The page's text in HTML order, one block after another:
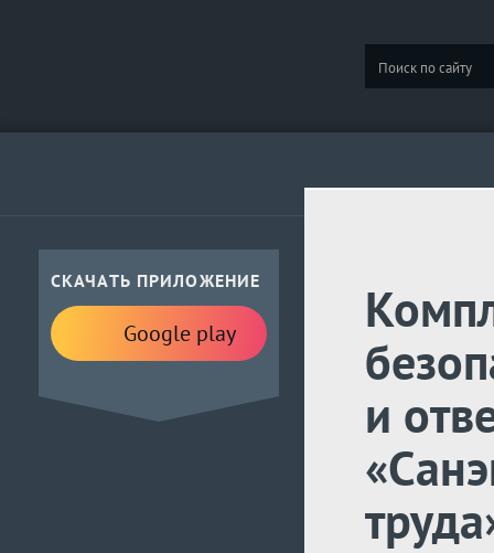
СКАЧАТЬ ПРИЛОЖЕНИЕ
Google play
и